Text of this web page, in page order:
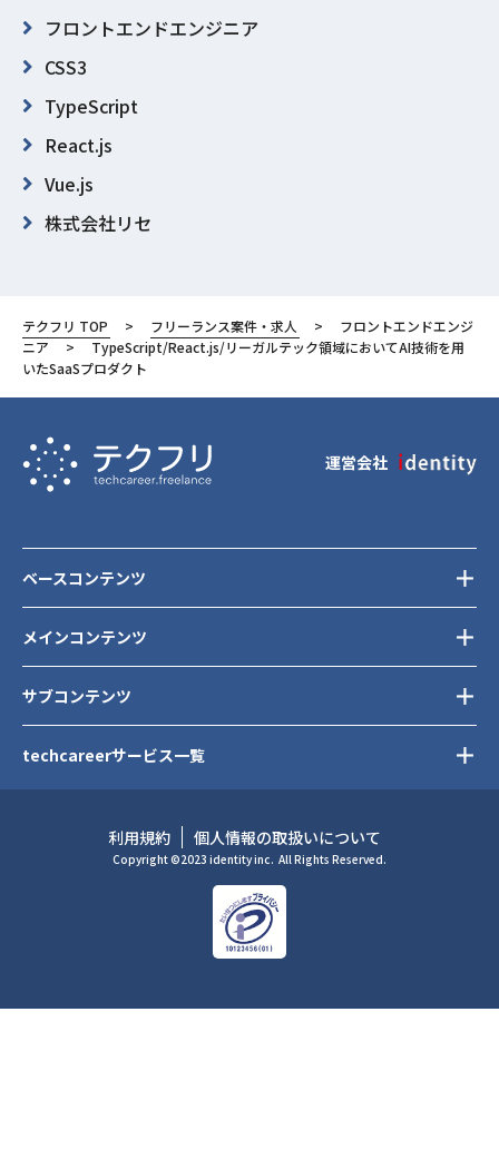
フロントエンドエンジニア
CSS3
TypeScript
React.js
Vue.js
株式会社リセ
テクフリ TOP フリーランス案件・求人
フロントエンドエンジ
ニア
TypeScript/React.js/リーガルテック領域においてAI技術を用
いたSaaSプロダクト
運営会社
メインコンテンツ
サブコンテンツ
ベースコンテンツ
techcareerサービス一覧
利用規約 個人情報の取扱いについて
Copyright ©2023 identity inc. All Rights Reserved.